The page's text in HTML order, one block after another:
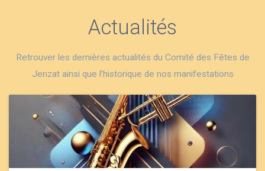
Actualités
Retrouver les dernières actualités du Comité des Fêtes de
Jenzat ainsi que l’historique de nos manifestations